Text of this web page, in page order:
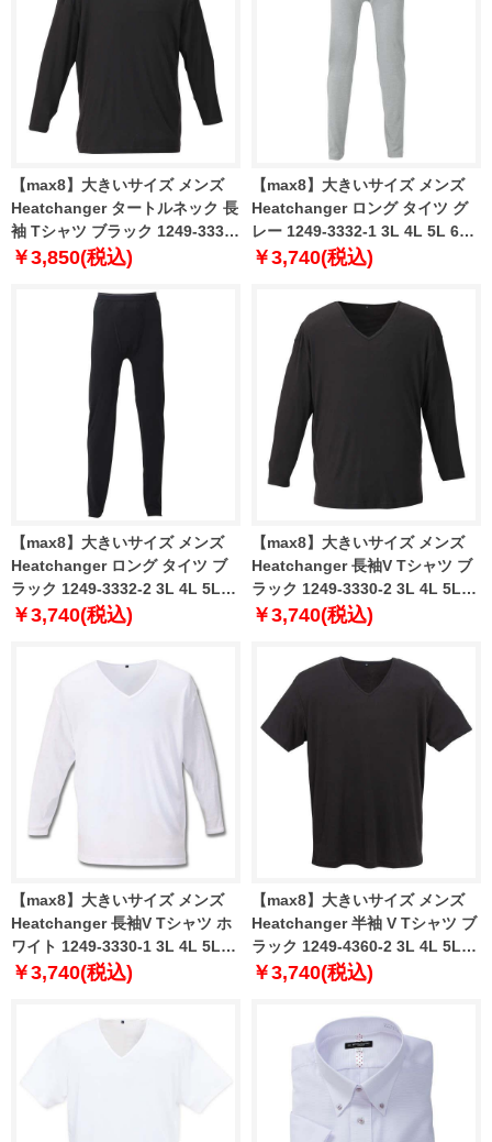
【max8】大きいサイズ メンズ
Heatchanger タートルネック 長
袖 Tシャツ ブラック 1249-3331-
1 3L 4L 5L 6L 7L 8L
￥3,850(税込)
【max8】大きいサイズ メンズ
Heatchanger ロング タイツ グ
レー 1249-3332-1 3L 4L 5L 6L
7L 8L
￥3,740(税込)
【max8】大きいサイズ メンズ
Heatchanger ロング タイツ ブ
ラック 1249-3332-2 3L 4L 5L
6L 7L 8L
￥3,740(税込)
【max8】大きいサイズ メンズ
Heatchanger 長袖V Tシャツ ブ
ラック 1249-3330-2 3L 4L 5L
6L 7L 8L
￥3,740(税込)
【max8】大きいサイズ メンズ
Heatchanger 長袖V Tシャツ ホ
ワイト 1249-3330-1 3L 4L 5L
6L 7L 8L
￥3,740(税込)
【max8】大きいサイズ メンズ
Heatchanger 半袖 V Tシャツ ブ
ラック 1249-4360-2 3L 4L 5L
6L 7L 8L
￥3,740(税込)